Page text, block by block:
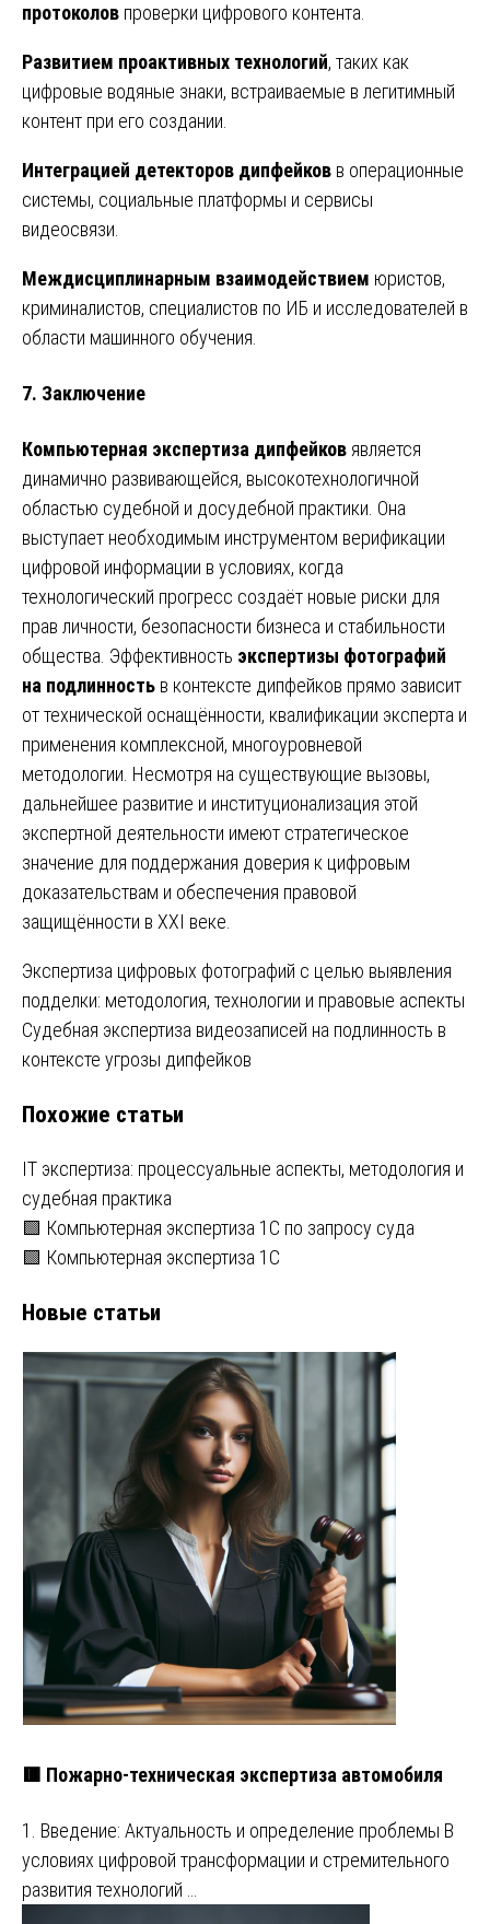
протоколов проверки цифрового контента.
Развитием проактивных технологий, таких как
цифровые водяные знаки, встраиваемые в легитимный
контент при его создании.
Интеграцией детекторов дипфейков в операционные
системы, социальные платформы и сервисы
видеосвязи.
Междисциплинарным взаимодействием юристов,
криминалистов, специалистов по ИБ и исследователей в
области машинного обучения.
7. Заключение
Компьютерная экспертиза дипфейков является
динамично развивающейся, высокотехнологичной
областью судебной и досудебной практики. Она
выступает необходимым инструментом верификации
цифровой информации в условиях, когда
технологический прогресс создаёт новые риски для
прав личности, безопасности бизнеса и стабильности
общества. Эффективность экспертизы фотографий
на подлинность в контексте дипфейков прямо зависит
от технической оснащённости, квалификации эксперта и
применения комплексной, многоуровневой
методологии. Несмотря на существующие вызовы,
дальнейшее развитие и институционализация этой
экспертной деятельности имеют стратегическое
значение для поддержания доверия к цифровым
доказательствам и обеспечения правовой
защищённости в XXI веке.
Навигация
по
записям
Экспертиза цифровых фотографий с целью выявления
подделки: методология, технологии и правовые аспекты
Судебная экспертиза видеозаписей на подлинность в
контексте угрозы дипфейков
Похожие статьи
IT экспертиза: процессуальные аспекты, методология и
судебная практика
🟩 Компьютерная экспертиза 1С по запросу суда
🟩 Компьютерная экспертиза 1С
Новые статьи
🟥 Пожарно-техническая экспертиза автомобиля
1. Введение: Актуальность и определение проблемы В
условиях цифровой трансформации и стремительного
развития технологий …